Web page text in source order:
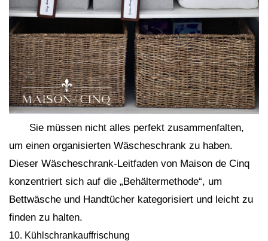
Sie müssen nicht alles perfekt zusammenfalten,
um einen organisierten Wäscheschrank zu haben.
Dieser Wäscheschrank-Leitfaden von Maison de Cinq
konzentriert sich auf die „Behältermethode“, um
Bettwäsche und Handtücher kategorisiert und leicht zu
finden zu halten.
10. Kühlschrankauffrischung